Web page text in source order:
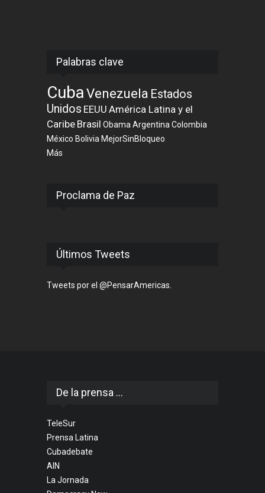
Palabras clave
CubaVenezuela Estados
Unidos EEUU América Latina y el
Caribe Brasil ObamaArgentinaColombia
México Bolivia MejorSinBloqueo
Más
Proclama de Paz
Últimos Tweets
Tweets por el @PensarAmericas.
De la prensa ...
TeleSur
Prensa Latina
Cubadebate
AIN
La Jornada